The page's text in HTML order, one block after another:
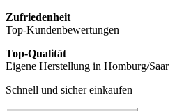
Zufriedenheit
Top-Kundenbewertungen
Top-Qualität
Eigene Herstellung in Homburg/Saar
Schnell und sicher einkaufen